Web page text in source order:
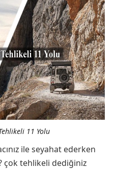
11 Yolu
ile seyahat ederken
çok tehlikeli dediğiniz